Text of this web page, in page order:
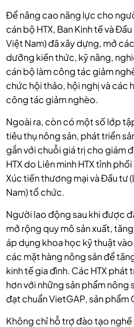
Để nâng cao năng lực cho
cán bộ HTX, Ban Kinh tế và
Việt Nam) đã xây dựng, mở
dưỡng kiến thức, kỹ năng,
cán bộ làm công tác giảm
chức hội thảo, hội nghị và các
công tác giảm nghèo.
Ngoài ra, còn có một số lớp
tiêu thụ nông sản, phát triển
gắn với chuỗi giá trị cho giám
HTX do Liên minh HTX tỉnh
Xúc tiến thương mại và Đầu tư (
Nam) tổ chức.
Người lao động sau khi được
mở rộng quy mô sản xuất,
áp dụng khoa học kỹ thuật
các mặt hàng nông sản để
kinh tế gia đình. Các HTX phát
hơn với những sản phẩm nông
đạt chuẩn VietGAP, sản phẩm
Không chỉ hỗ trợ đào tạo